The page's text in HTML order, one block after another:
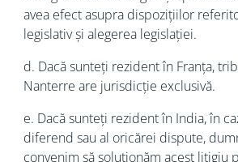
avea efect asupra dispozițiilor
legislativ și alegerea legislației.
d. Dacă sunteți rezident în Franța,
Nanterre are jurisdicție exclusivă.
e. Dacă sunteți rezident în India, în
diferend sau al oricărei dispute,
convenim să soluționăm acest litigiu